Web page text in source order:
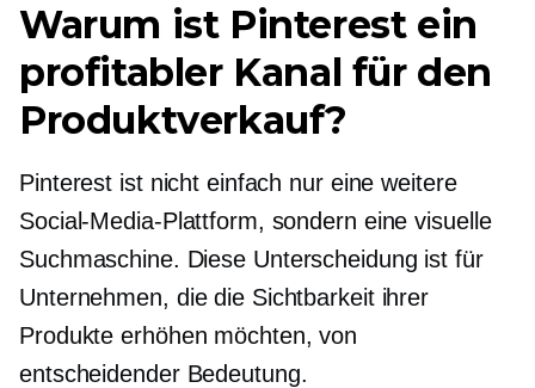
Warum ist Pinterest ein
profitabler Kanal für den
Produktverkauf?
Pinterest ist nicht einfach nur eine weitere
Social-Media-Plattform, sondern eine visuelle
Suchmaschine. Diese Unterscheidung ist für
Unternehmen, die die Sichtbarkeit ihrer
Produkte erhöhen möchten, von
entscheidender Bedeutung.